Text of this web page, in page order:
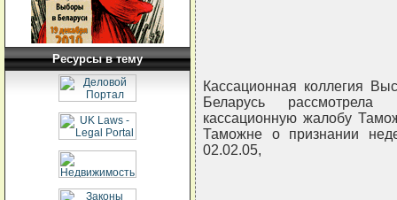
Ресурсы в тему
Кассационная коллегия
Беларусь
кассационную жалобу
Таможне о признании
02.02.05,